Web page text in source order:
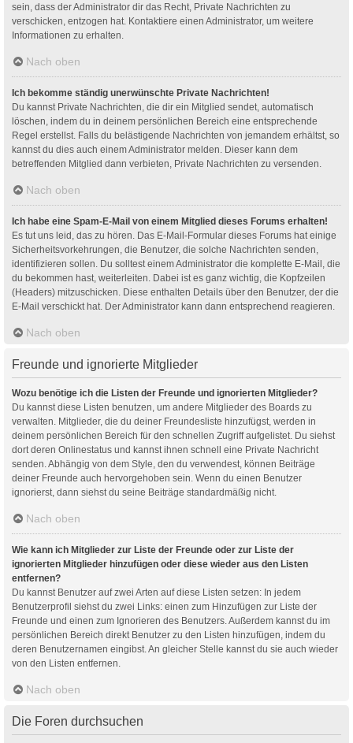
sein, dass der Administrator dir das Recht, Private Nachrichten zu
verschicken, entzogen hat. Kontaktiere einen Administrator, um weitere
Informationen zu erhalten.
Nach oben
Ich bekomme ständig unerwünschte Private Nachrichten!
Du kannst Private Nachrichten, die dir ein Mitglied sendet, automatisch
löschen, indem du in deinem persönlichen Bereich eine entsprechende
Regel erstellst. Falls du belästigende Nachrichten von jemandem erhältst, so
kannst du dies auch einem Administrator melden. Dieser kann dem
betreffenden Mitglied dann verbieten, Private Nachrichten zu versenden.
Nach oben
Ich habe eine Spam-E-Mail von einem Mitglied dieses Forums erhalten!
Es tut uns leid, das zu hören. Das E-Mail-Formular dieses Forums hat einige
Sicherheitsvorkehrungen, die Benutzer, die solche Nachrichten senden,
identifizieren sollen. Du solltest einem Administrator die komplette E-Mail, die
du bekommen hast, weiterleiten. Dabei ist es ganz wichtig, die Kopfzeilen
(Headers) mitzuschicken. Diese enthalten Details über den Benutzer, der die
E-Mail verschickt hat. Der Administrator kann dann entsprechend reagieren.
Nach oben
Freunde und ignorierte Mitglieder
Wozu benötige ich die Listen der Freunde und ignorierten Mitglieder?
Du kannst diese Listen benutzen, um andere Mitglieder des Boards zu
verwalten. Mitglieder, die du deiner Freundesliste hinzufügst, werden in
deinem persönlichen Bereich für den schnellen Zugriff aufgelistet. Du siehst
dort deren Onlinestatus und kannst ihnen schnell eine Private Nachricht
senden. Abhängig von dem Style, den du verwendest, können Beiträge
deiner Freunde auch hervorgehoben sein. Wenn du einen Benutzer
ignorierst, dann siehst du seine Beiträge standardmäßig nicht.
Nach oben
Wie kann ich Mitglieder zur Liste der Freunde oder zur Liste der
ignorierten Mitglieder hinzufügen oder diese wieder aus den Listen
entfernen?
Du kannst Benutzer auf zwei Arten auf diese Listen setzen: In jedem
Benutzerprofil siehst du zwei Links: einen zum Hinzufügen zur Liste der
Freunde und einen zum Ignorieren des Benutzers. Außerdem kannst du im
persönlichen Bereich direkt Benutzer zu den Listen hinzufügen, indem du
deren Benutzernamen eingibst. An gleicher Stelle kannst du sie auch wieder
von den Listen entfernen.
Nach oben
Die Foren durchsuchen